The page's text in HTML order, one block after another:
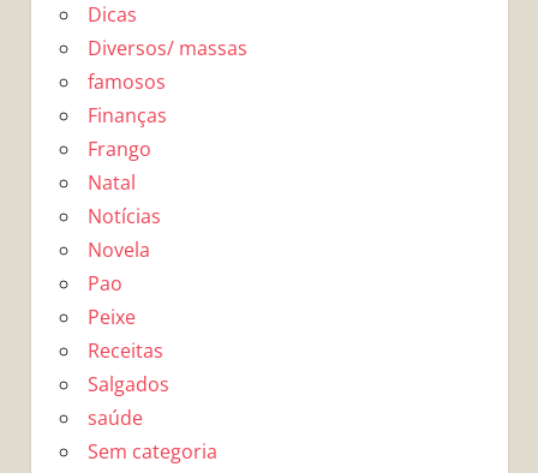
Dicas
Diversos/ massas
famosos
Finanças
Frango
Natal
Notícias
Novela
Pao
Peixe
Receitas
Salgados
saúde
Sem categoria